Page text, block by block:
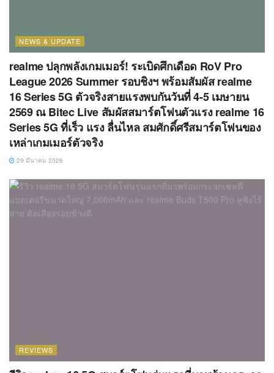
NEWS & UPDATE
realme ปลุกพลังเกมเมอร์! ระเบิดศึกเดือด RoV Pro
League 2026 Summer รอบชิงฯ พร้อมสัมผัส realme
16 Series 5G ตัวจริงสายแรงพบกันวันที่ 4-5 เมษายน
2569 ณ Bitec Live สัมผัสสมาร์ตโฟนตัวแรง realme 16
Series 5G ที่เร็ว แรง ลื่นไหล สมศักดิ์ศรีสมาร์ตโฟนของ
เหล่าเกมเมอร์ตัวจริง
29 มีนาคม 2026
REVIEWS